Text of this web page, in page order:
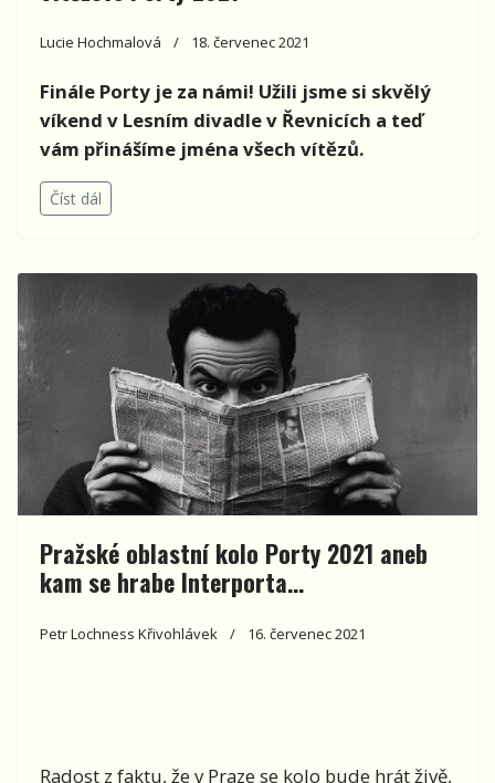
Lucie Hochmalová 18. červenec 2021
Finále Porty je za námi! Užili jsme si skvělý
víkend v Lesním divadle v Řevnicích a teď
vám přinášíme jména všech vítězů.
Číst dál
Pražské oblastní kolo Porty 2021 aneb
kam se hrabe Interporta…
Petr Lochness Křivohlávek 16. červenec 2021
Radost z faktu, že v Praze se kolo bude hrát živě,